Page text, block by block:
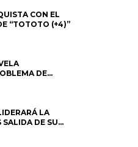
CON EL
“TOTOTO (+4)”
DE
DE
UN
LA
DE SU
CON